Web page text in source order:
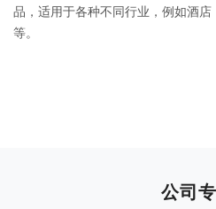
品，适用于各种不同行业，例如酒
等。
公司